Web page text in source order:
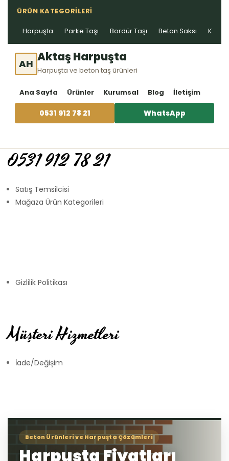
ÜRÜN KATEGORILERI
Harpuşta Parke Taşı Bordür Taşı Beton Saksı Kablo
AH Aktaş Harpuşta
Harpuşta ve beton taş ürünleri
Ana Sayfa Ürünler Kurumsal Blog İletişim
0531 912 78 21 WhatsApp
0531 912 78 21
Satış Temsilcisi
Mağaza Ürün Kategorileri
Gizlilik Politikası
Müşteri Hizmetleri
İade/Değişim